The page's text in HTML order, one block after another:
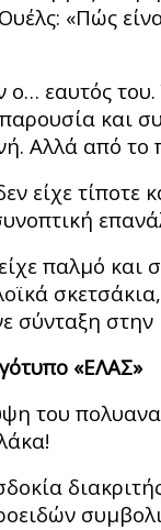
«Πώς
ο… εαυτός
και
Αλλά από το
είχε
παλμό και
σύνταξη στην
«ΕΛΑΣ»
του